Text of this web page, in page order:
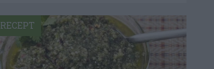
RECEPT